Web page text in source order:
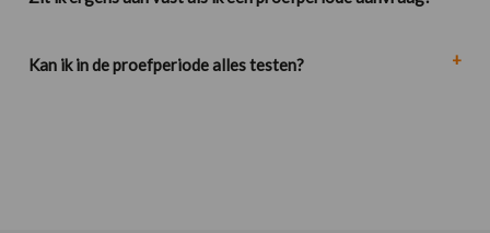
Kan ik in de proefperiode alles testen?